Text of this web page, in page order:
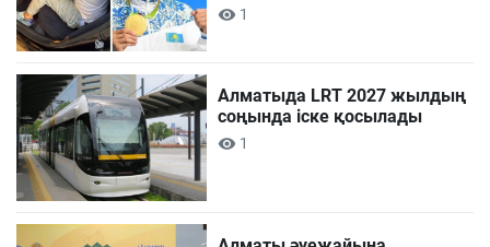
1
Алматыда LRT 2027 жылдың
соңында іске қосылады
1